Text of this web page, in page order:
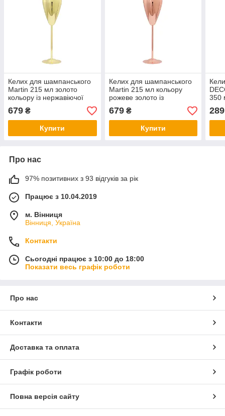
Келих для шампанського
Martin 215 мл золото
кольору із нержавіючої
679 ₴
Купити
Келих для шампанського
Martin 215 мл кольору
рожеве золото із
нержавіючої сталі REMY-
DECOR
679₴
Купити
350
289
Про нас
97% позитивних з 93 відгуків за рік
Працює з 10.04.2019
м. Вінниця
Вінниця, Україна
Контакти
Сьогодні працює з 10:00 до 18:00
Показати весь графік роботи
Про нас
Контакти
Доставка та оплата
Графік роботи
Повна версія сайту